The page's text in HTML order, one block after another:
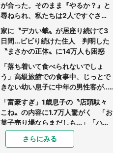
が合った。そのまま『やるか？』と
尋ねられ、私たちは2人ですぐさ
ま...」（茨城県・70代男性）
家に〝デカい蛾〟が居座り続けて3
日間...ビビり続けた住人 判明した
〝まさかの正体〟に14万人も困惑
「落ち着いて食べられないでしょ
う」高級旅館での食事中、じっとで
きない幼い息子に中年の男性客が...
（東京都・40代男性）
「富豪すぎ」1歳息子の〝店頭駄々
こね〟の内容に1.7万人驚がく 「お
菓子売り場ならまだしも...」「ハー
ドル高い」
あまりにも四角すぎる猫、激写され
る 「これもう座布団だろ」「食パ
さらにみる